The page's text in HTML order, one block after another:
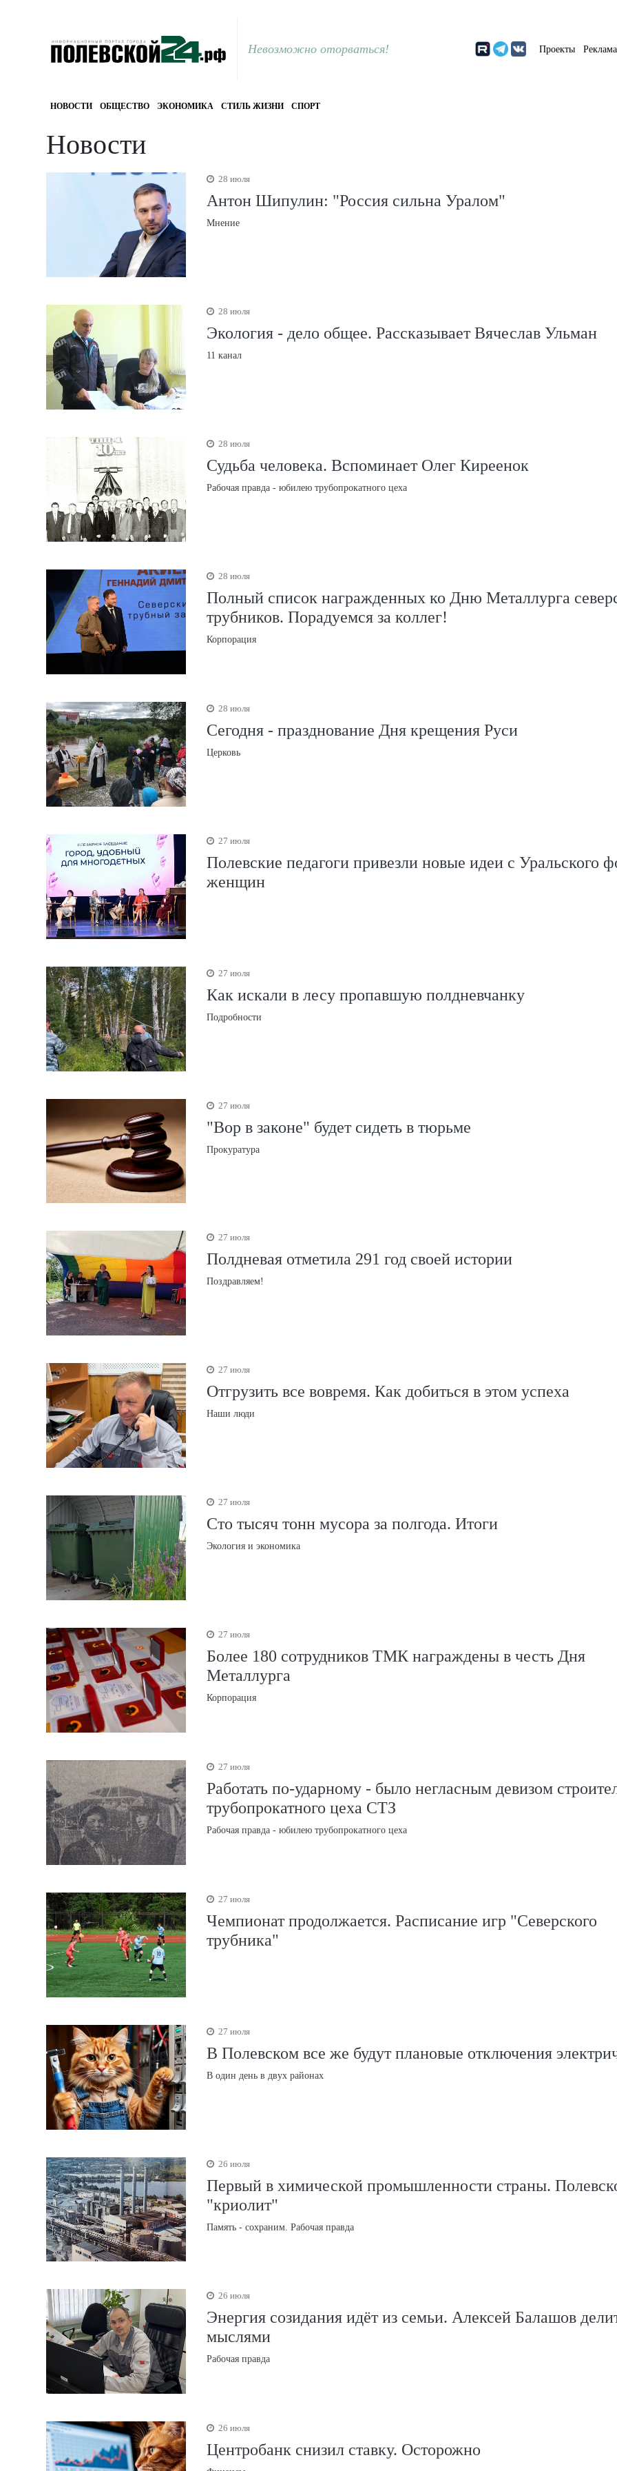
Невозможно оторваться! Проекты Реклама
НОВОСТИ ОБЩЕСТВО ЭКОНОМИКА СТИЛЬ ЖИЗНИ СПОРТ
Новости
28 июля
Антон Шипулин: "Россия сильна Уралом"
Мнение
28 июля
Экология - дело общее. Рассказывает Вячеслав Ульман
11 канал
28 июля
Судьба человека. Вспоминает Олег Киреенок
Рабочая правда - юбилею трубопрокатного цеха
28 июля
Полный список награжденных ко Дню Металлурга
трубников. Порадуемся за коллег!
Корпорация
28 июля
Сегодня - празднование Дня крещения Руси
Церковь
27 июля
Полевские педагоги привезли новые идеи с Уральского
женщин
27 июля
Как искали в лесу пропавшую полдневчанку
Подробности
27 июля
"Вор в законе" будет сидеть в тюрьме
Прокуратура
27 июля
Полдневая отметила 291 год своей истории
Поздравляем!
27 июля
Отгрузить все вовремя. Как добиться в этом успеха
Наши люди
27 июля
Сто тысяч тонн мусора за полгода. Итоги
Экология и экономика
27 июля
Более 180 сотрудников ТМК награждены в честь Дня
Металлурга
Корпорация
27 июля
Работать по-ударному - было негласным девизом
трубопрокатного цеха СТЗ
Рабочая правда - юбилею трубопрокатного цеха
27 июля
Чемпионат продолжается. Расписание игр "Северского
трубника"
27 июля
В Полевском все же будут плановые отключения
В один день в двух районах
26 июля
Первый в химической промышленности страны.
"криолит"
Память - сохраним. Рабочая правда
26 июля
Энергия созидания идёт из семьи. Алексей Балашов
мыслями
Рабочая правда
26 июля
Центробанк снизил ставку. Осторожно